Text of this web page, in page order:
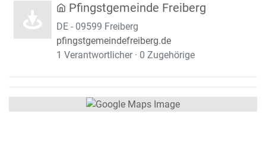
Pfingstgemeinde Freiberg
DE - 09599 Freiberg
pfingstgemeindefreiberg.de
1 Verantwortlicher · 0 Zugehörige